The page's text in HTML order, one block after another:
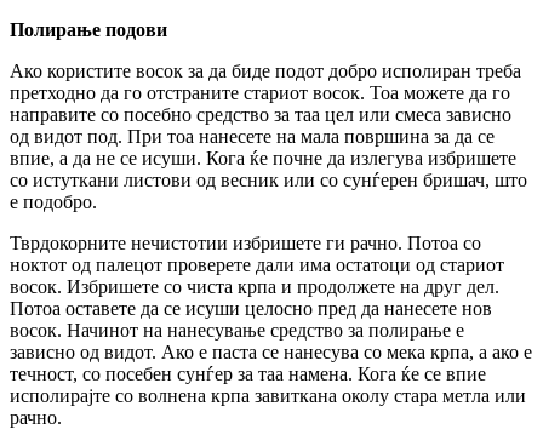
Полирање подови
Ако користите восок за да биде подот добро исполиран треба
претходно да го отстраните стариот восок. Тоа можете да го
направите со посебно средство за таа цел или смеса зависно
од видот под. При тоа нанесете на мала површина за да се
впие, а да не се исуши. Кога ќе почне да излегува избришете
со истуткани листови од весник или со сунѓерен бришач, што
е подобро.
Тврдокорните нечистотии избришете ги рачно. Потоа со
ноктот од палецот проверете дали има остатоци од стариот
восок. Избришете со чиста крпа и продолжете на друг дел.
Потоа оставете да се исуши целосно пред да нанесете нов
восок. Начинот на нанесување средство за полирање е
зависно од видот. Ако е паста се нанесува со мека крпа, а ако е
течност, со посебен сунѓер за таа намена. Кога ќе се впие
исполирајте со волнена крпа завиткана околу стара метла или
рачно.